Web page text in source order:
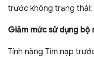
trước không trạng thái:
Giảm mức sử dụng bộ
Tính năng Tìm nạp